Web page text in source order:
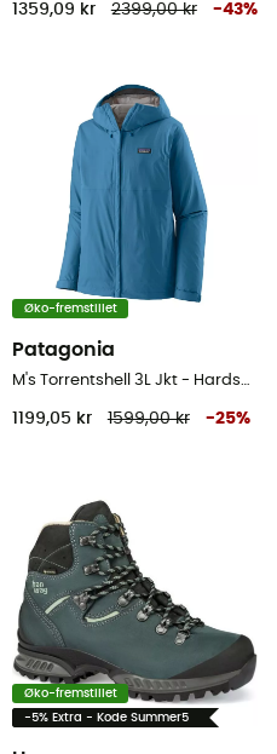
1359,09 kr 2399,00 kr -43%
Øko-fremstillet
Patagonia
M's Torrentshell 3L Jkt - Hardshell jakke - Herrer
1199,05 kr 1599,00 kr -25%
Øko-fremstillet
-5% Extra - Kode Summer5